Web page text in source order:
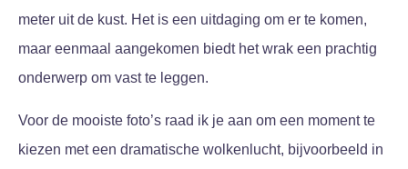
meter uit de kust. Het is een uitdaging om er te komen,
maar eenmaal aangekomen biedt het wrak een prachtig
onderwerp om vast te leggen.
Voor de mooiste foto’s raad ik je aan om een moment te
kiezen met een dramatische wolkenlucht, bijvoorbeeld in